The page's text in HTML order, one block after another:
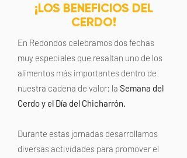
¡LOS BENEFICIOS DEL
CERDO!
En Redondos celebramos dos fechas
muy especiales que resaltan uno de los
alimentos más importantes dentro de
nuestra cadena de valor: la Semana del
Cerdo y el Día del Chicharrón.
Durante estas jornadas desarrollamos
diversas actividades para promover el